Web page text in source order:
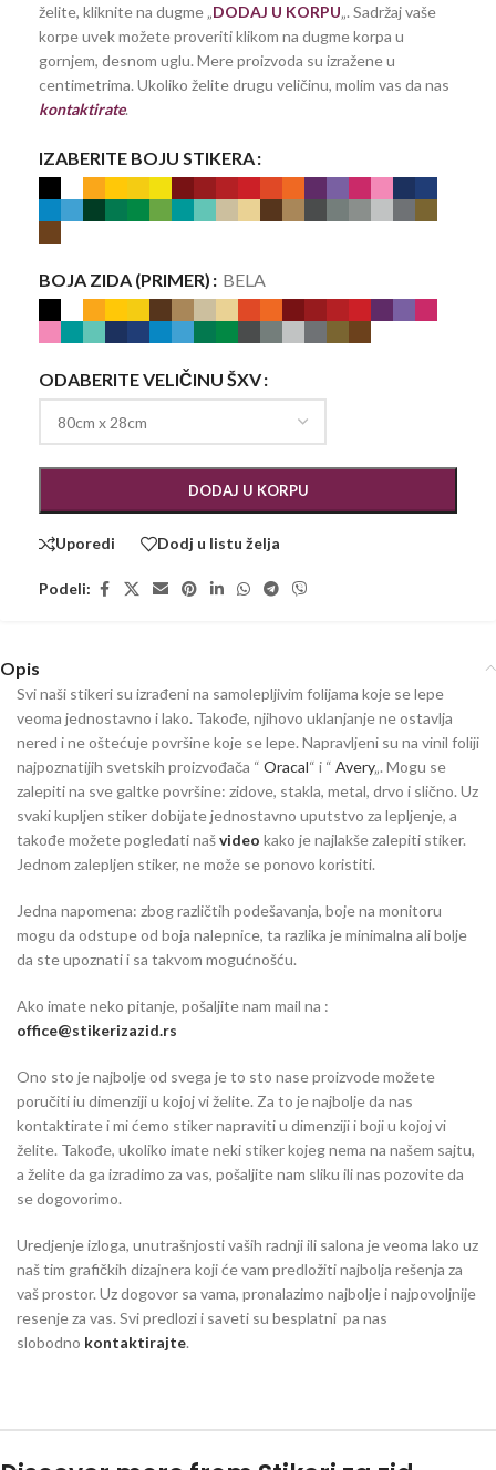
želite, kliknite na dugme „DODAJ U KORPU„. Sadržaj vaše
korpe uvek možete proveriti klikom na dugme korpa u
gornjem, desnom uglu. Mere proizvoda su izražene u
centimetrima. Ukoliko želite drugu veličinu, molim vas da nas
kontaktirate.
IZABERITE BOJU STIKERA
BOJA ZIDA (PRIMER) BELA
ODABERITE VELIČINU ŠXV
DODAJ U KORPU
Uporedi Dodj u listu želja
Podeli:
Opis
Svi naši stikeri su izrađeni na samolepljivim folijama koje se lepe
veoma jednostavno i lako. Takođe, njihovo uklanjanje ne ostavlja
nered i ne oštećuje površine koje se lepe. Napravljeni su na vinil foliji
najpoznatijih svetskih proizvođača “ Oracal“ i “ Avery„. Mogu se
zalepiti na sve galtke površine: zidove, stakla, metal, drvo i slično. Uz
svaki kupljen stiker dobijate jednostavno uputstvo za lepljenje, a
takođe možete pogledati našvideo kako je najlakše zalepiti stiker.
Jednom zalepljen stiker, ne može se ponovo koristiti.
Jedna napomena: zbog različtih podešavanja, boje na monitoru
mogu da odstupe od boja nalepnice, ta razlika je minimalna ali bolje
da ste upoznati i sa takvom mogućnošću.
Ako imate neko pitanje, pošaljite nam mail na :
office@stikerizazid.rs
Ono sto je najbolje od svega je to sto nase proizvode možete
poručiti iu dimenziji u kojoj vi želite. Za to je najbolje da nas
kontaktirate i mi ćemo stiker napraviti u dimenziji i boji u kojoj vi
želite. Takođe, ukoliko imate neki stiker kojeg nema na našem sajtu,
a želite da ga izradimo za vas, pošaljite nam sliku ili nas pozovite da
se dogovorimo.
Uredjenje izloga, unutrašnjosti vaših radnji ili salona je veoma lako uz
naš tim grafičkih dizajnera koji će vam predložiti najbolja rešenja za
vaš prostor. Uz dogovor sa vama, pronalazimo najbolje i najpovoljnije
resenje za vas. Svi predlozi i saveti su besplatni pa nas
slobodno kontaktirajte.